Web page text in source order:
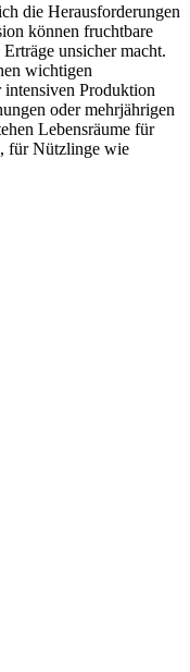
die Herausforderungen
können fruchtbare
unsicher macht.
wichtigen
intensiven Produktion
oder mehrjährigen
Lebensräume für
für Nützlinge wie